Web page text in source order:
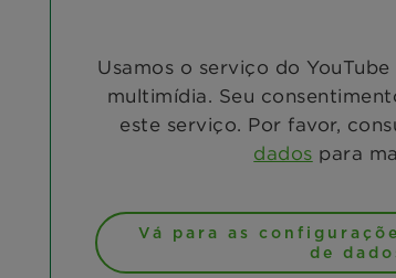
Usamos o serviço do
multimídia. Seu
este serviço. Por favor,
dados para
Vá para as
de